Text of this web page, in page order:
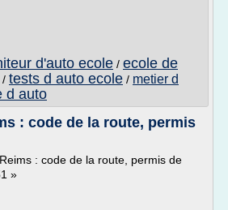
d'auto ecole / ecole de
/ tests d auto ecole / metier d
d auto
: code de la route, permis
: code de la route, permis de
»